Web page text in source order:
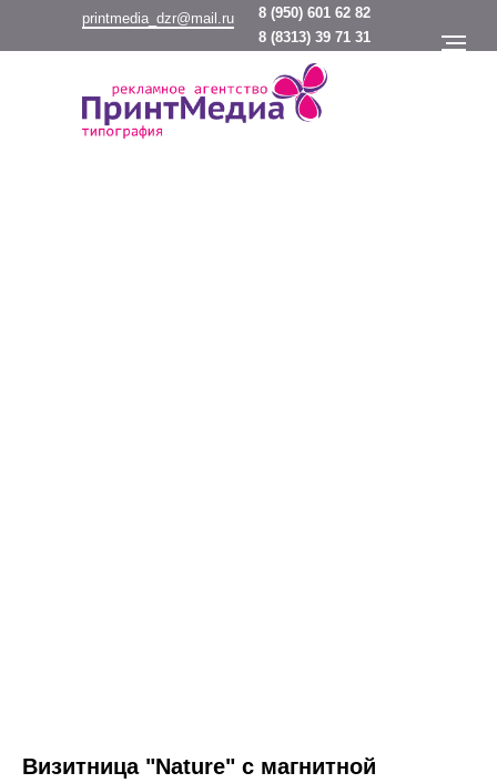
8 (950) 601 62 82
printmedia_dzr@mail.ru
8 (8313) 39 71 31
Визитница "Nature" с магнитной